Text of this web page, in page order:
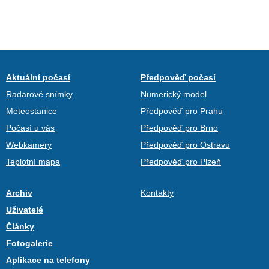
Aktuální počasí
Radarové snímky
Meteostanice
Počasí u vás
Webkamery
Teplotní mapa
Předpověď počasí
Numerický model
Předpověď pro Prahu
Předpověď pro Brno
Předpověď pro Ostravu
Předpověď pro Plzeň
Archiv
Uživatelé
Články
Fotogalerie
Aplikace na telefony
Kontakty